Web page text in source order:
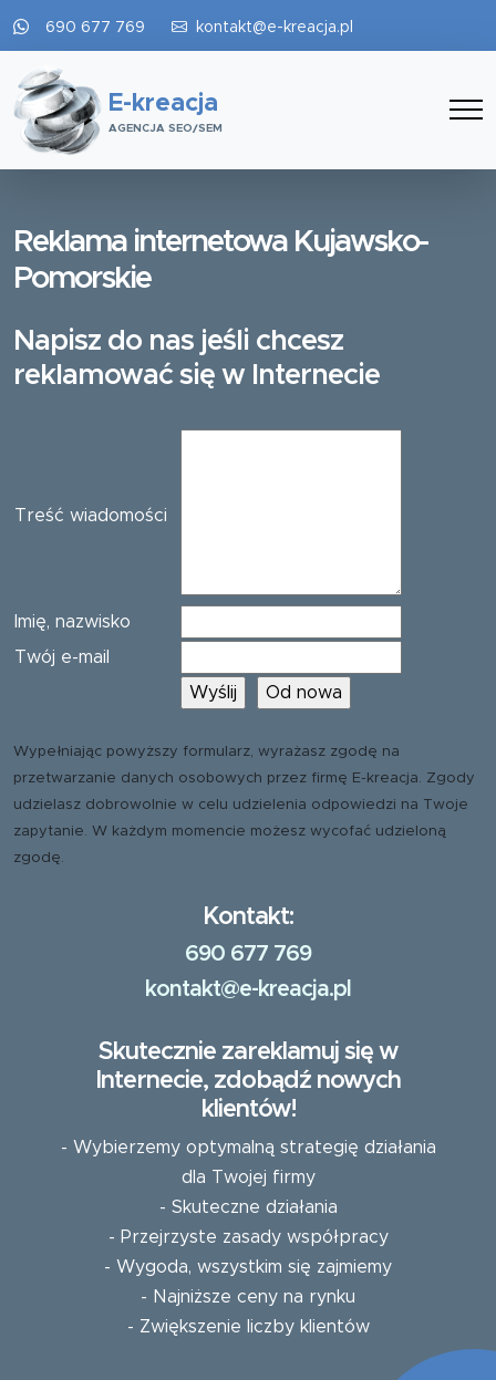
690 677 769 kontakt@e-kreacja.pl
E-kreacja
AGENCJA SEO/SEM
Reklama internetowa Kujawsko-
Pomorskie
Napisz do nas jeśli chcesz
reklamować się w Internecie
Treść wiadomości
Imię, nazwisko
Twój e-mail
Wypełniając powyższy formularz, wyrażasz zgodę na
przetwarzanie danych osobowych przez firmę E-kreacja. Zgody
udzielasz dobrowolnie w celu udzielenia odpowiedzi na Twoje
zapytanie. W każdym momencie możesz wycofać udzieloną
zgodę.
Kontakt:
690 677 769
kontakt@e-kreacja.pl
Skutecznie zareklamuj się w
Internecie, zdobądź nowych
klientów!
- Wybierzemy optymalną strategię działania
dla Twojej firmy
- Skuteczne działania
- Przejrzyste zasady współpracy
- Wygoda, wszystkim się zajmiemy
- Najniższe ceny na rynku
- Zwiększenie liczby klientów